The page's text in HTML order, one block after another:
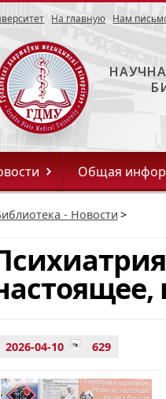
На главную Нам
Общая
- Новости >
2026-04-10 629